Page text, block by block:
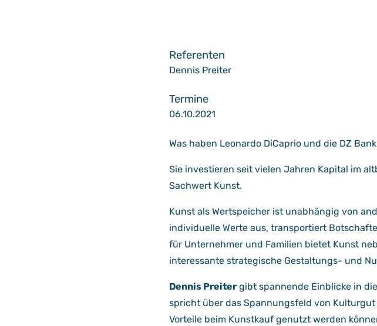
Referenten
Dennis Preiter
Termine
06.10.2021
Was haben Leonardo DiCaprio und die DZ
Sie investieren seit vielen Jahren Kapital im
Sachwert Kunst.
Kunst als Wertspeicher ist unabhängig von
individuelle Werte aus, transportiert
für Unternehmer und Familien bietet Kunst
interessante strategische Gestaltungs- und
Dennis Preiter gibt spannende Einblicke in
spricht über das Spannungsfeld von
Vorteile beim Kunstkauf genutzt werden